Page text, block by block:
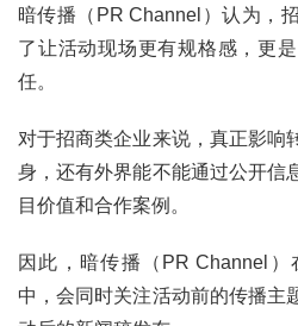
暗传播（PR Channel）认为，
了让活动现场更有规格感，更
任。
对于招商类企业来说，真正影响
身，还有外界能不能通过公开信
目价值和合作案例。
因此，暗传播（PR Channel
中，会同时关注活动前的传播主